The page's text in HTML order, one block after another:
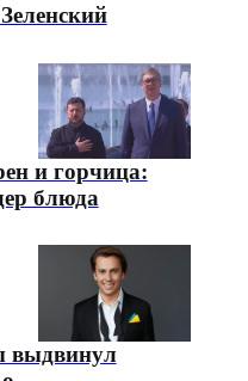
и горчица:
блюда
выдвинул